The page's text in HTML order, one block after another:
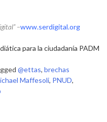
–www.serdigital.org
para la ciudadanía PADM
@ettas, brechas
Maffesoli, PNUD,